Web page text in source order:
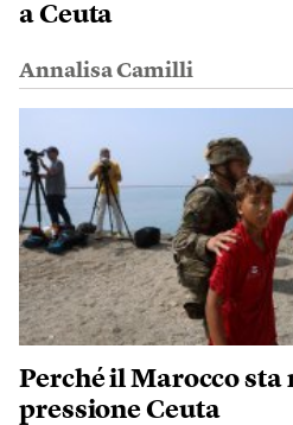
a Ceuta
Annalisa Camilli
Perché il Marocco
pressione Ceuta